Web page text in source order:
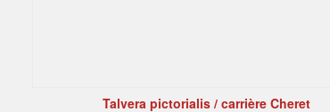
Talvera pictorialis / carrière Cheret